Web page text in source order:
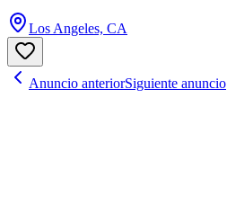
Los Angeles, CA
Anuncio anteriorSiguiente anuncio